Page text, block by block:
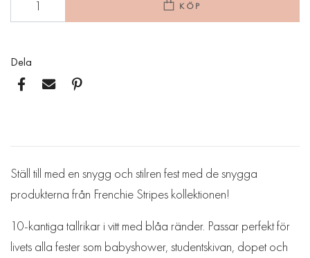
KÖP
Dela
Ställ till med en snygg och stilren fest med de snygga
produkterna från Frenchie Stripes kollektionen!
10-kantiga tallrikar i vitt med blåa ränder. Passar perfekt för
livets alla fester som babyshower, studentskivan, dopet och